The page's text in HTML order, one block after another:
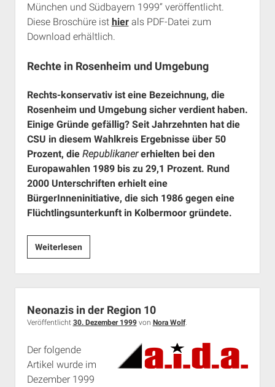
Rechte Termine München
Über a.i.d.a.
RSS-Feeds, Twitter & Facebook
Kontakt & PGP-Key
München und Südbayern 1999“ veröffentlicht.
Diese Broschüre ist hierals PDF-Datei zum
Download erhältlich.
Rechte in Rosenheim und Umgebung
Rechts-konservativ ist eine Bezeichnung, die
Rosenheim und Umgebung sicher verdient haben.
Einige Gründe gefällig? Seit Jahrzehnten hat die
CSU in diesem Wahlkreis Ergebnisse über 50
Prozent, die Republikanererhielten bei den
Europawahlen 1989 bis zu 29,1 Prozent. Rund
2000 Unterschriften erhielt eine
BürgerInneninitiative, die sich 1986 gegen eine
Flüchtlingsunterkunft in Kolbermoor gründete.
WeiterlesenRechte
in
Rosenheim
und
Umgebung
Neonazis in der Region 10
Veröffentlicht 30. Dezember 1999von Nora Wolf.
Der folgende
Artikel wurde im
Dezember 1999